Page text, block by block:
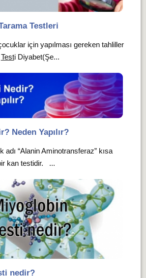
Testleri
için yapılması gereken tahliller
Testi Diyabet(Şe...
Neden Yapılır?
adı “Alanin Aminotransferaz” kısa
kan testidir. ...
nedir?